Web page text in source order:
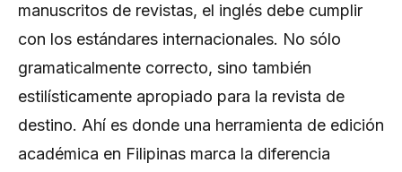
manuscritos de revistas, el inglés debe cumplir
con los estándares internacionales. No sólo
gramaticalmente correcto, sino también
estilísticamente apropiado para la revista de
destino. Ahí es donde una herramienta de edición
académica en Filipinas marca la diferencia